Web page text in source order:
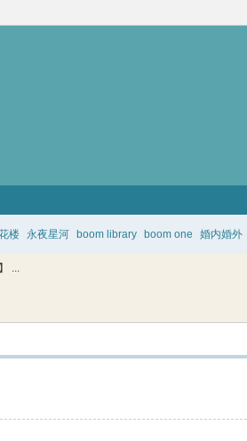
楼 永夜星河 boom library boom one 婚内婚外
...